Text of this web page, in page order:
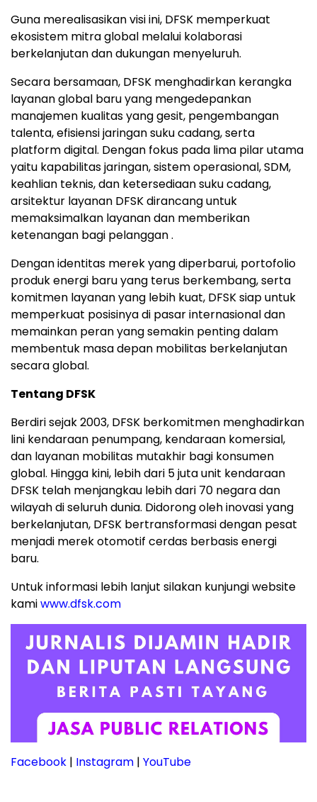
Guna merealisasikan visi ini, DFSK memperkuat
ekosistem mitra global melalui kolaborasi
berkelanjutan dan dukungan menyeluruh.
Secara bersamaan, DFSK menghadirkan kerangka
layanan global baru yang mengedepankan
manajemen kualitas yang gesit, pengembangan
talenta, efisiensi jaringan suku cadang, serta
platform digital. Dengan fokus pada lima pilar utama
yaitu kapabilitas jaringan, sistem operasional, SDM,
keahlian teknis, dan ketersediaan suku cadang,
arsitektur layanan DFSK dirancang untuk
memaksimalkan layanan dan memberikan
ketenangan bagi pelanggan .
Dengan identitas merek yang diperbarui, portofolio
produk energi baru yang terus berkembang, serta
komitmen layanan yang lebih kuat, DFSK siap untuk
memperkuat posisinya di pasar internasional dan
memainkan peran yang semakin penting dalam
membentuk masa depan mobilitas berkelanjutan
secara global.
Tentang DFSK
Berdiri sejak 2003, DFSK berkomitmen menghadirkan
lini kendaraan penumpang, kendaraan komersial,
dan layanan mobilitas mutakhir bagi konsumen
global. Hingga kini, lebih dari 5 juta unit kendaraan
DFSK telah menjangkau lebih dari 70 negara dan
wilayah di seluruh dunia. Didorong oleh inovasi yang
berkelanjutan, DFSK bertransformasi dengan pesat
menjadi merek otomotif cerdas berbasis energi
baru.
Untuk informasi lebih lanjut silakan kunjungi website
kamiwww.dfsk.com
Facebook | Instagram | YouTube